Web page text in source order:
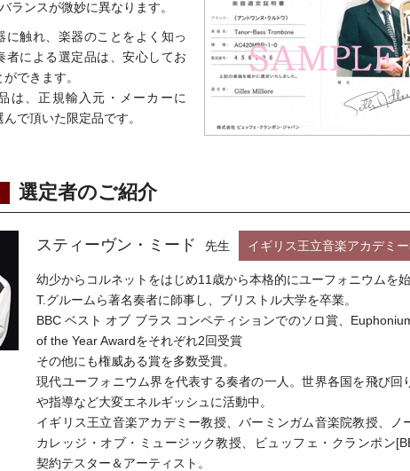
ランスが微妙に異なります。
に触れ、楽器のことをよく知っ
者による選定品は、安心してお
できます。
は、正規輸入元・メーカーに
で頂いた限定品です。
選定者のご紹介
スティーヴン・ミード 先生 イギリス王立音楽アカデミ
幼少からコルネットをはじめ11歳から本格的にユーフォニウムを始
T.グルームら著名奏者に師事し、ブリストル大学を卒業。
BBC ベスト オブ ブラス コンペティションでのソロ賞、
of the Year Awardをそれぞれ2回受賞
その他にも権威ある賞を多数受賞。
現代ユーフォニウム界を代表する奏者の一人。世界各国を飛び回
や指導など大変エネルギッシュに活動中。
イギリス王立音楽アカデミー教授、バーミンガム音楽院教授、ノ
カレッジ・オブ・ミュージック教授、ビュッフェ・クランポン
契約テスター＆アーティスト。